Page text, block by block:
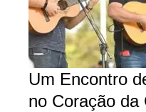
Um Encontro
no Coração da